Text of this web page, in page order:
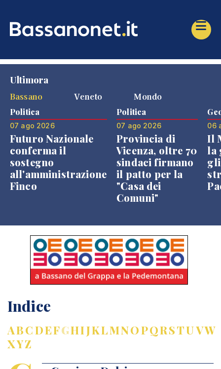
Ultimora
Bassano
Veneto Mondo
Politica
07 ago 2026
Futuro Nazionale
conferma il
sostegno
all'amministrazione
Finco
Politica
07 ago 2026
Provincia di
Vicenza, oltre 70
sindaci firmano
il patto per la
"Casa dei
Comuni"
06
Il
la
Indice
ABCDEFGHIJKLMNOPQRSTUVW
XYZ